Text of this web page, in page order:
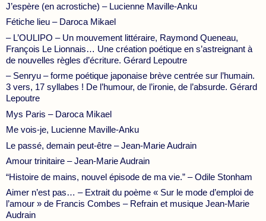
J’espère (en acrostiche) – Lucienne Maville-Anku
Fétiche lieu – Daroca Mikael
– L’OULIPO – Un mouvement littéraire, Raymond Queneau,
François Le Lionnais… Une création poétique en s’astreignant à
de nouvelles règles d’écriture. Gérard Lepoutre
– Senryu – forme poétique japonaise brève centrée sur l’humain.
3 vers, 17 syllabes ! De l’humour, de l’ironie, de l’absurde. Gérard
Lepoutre
Mys Paris – Daroca Mikael
Me vois-je, Lucienne Maville-Anku
Le passé, demain peut-être – Jean-Marie Audrain
Amour trinitaire – Jean-Marie Audrain
“Histoire de mains, nouvel épisode de ma vie.” – Odile Stonham
Aimer n’est pas… – Extrait du poème « Sur le mode d’emploi de
l’amour » de Francis Combes – Refrain et musique Jean-Marie
Audrain